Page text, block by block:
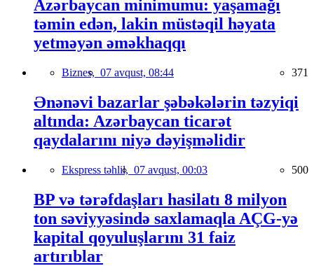
Azərbaycan minimumu: yaşamağı
təmin edən, lakin müstəqil həyata
yetməyən əməkhaqqı
Biznes, 07 avqust, 08:44 371
Ənənəvi bazarlar şəbəkələrin təzyiqi
altında: Azərbaycan ticarət
qaydalarını niyə dəyişməlidir
Ekspress təhlil, 07 avqust, 00:03 500
BP və tərəfdaşları hasilatı 8 milyon
ton səviyyəsində saxlamaqla AÇG-yə
kapital qoyuluşlarını 31 faiz
artırıblar